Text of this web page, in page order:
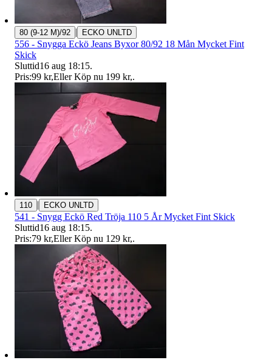
80 (9-12 M)/92 | ECKO UNLTD
556 - Snygga Eckö Jeans Byxor 80/92 18 Mån Mycket Fint
Skick
Sluttid16 aug 18:15.
Pris:99 kr,Eller Köp nu 199 kr,.
110 | ECKO UNLTD
541 - Snygg Eckö Red Tröja 110 5 År Mycket Fint Skick
Sluttid16 aug 18:15.
Pris:79 kr,Eller Köp nu 129 kr,.